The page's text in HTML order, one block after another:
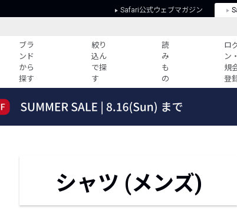
Safari公式ウェブマガジン
ブラ
ンド
から
探す
絞り
込ん
で探
す
読
み
も
の
ロ
ン
規
登
すべての記事
HOTなコーデ TOP20
新ブランドご紹介！
会社概要
シャツ (メンズ)